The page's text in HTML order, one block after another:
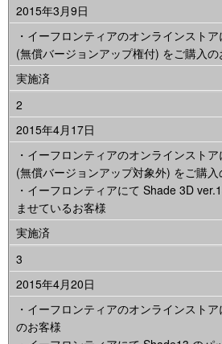
2015年3月9日
・イーフロンティアのオンラインスト
(無償バージョンアップ権付) をご購入の
実施済
2
2015年4月17日
・イーフロンティアのオンラインスト
(無償バージョンアップ対象外) をご購入
・イーフロンティアにて Shade 3D
ませているお客様
実施済
3
2015年4月20日
・イーフロンティアのオンラインスト
のお客様